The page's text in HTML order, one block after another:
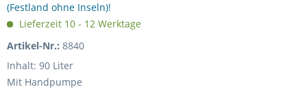
(Festland ohne Inseln)!
Lieferzeit 10 - 12 Werktage
Artikel-Nr.: 8840
Inhalt: 90 Liter
Mit Handpumpe